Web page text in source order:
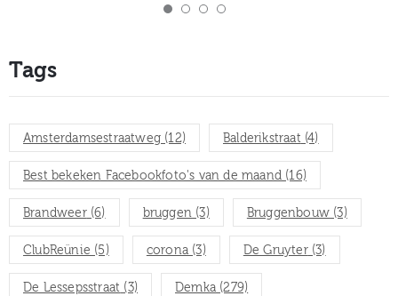
Tags
Amsterdamsestraatweg (12) Balderikstraat(4)
Best bekeken Facebookfoto's van de maand (16)
Brandweer(6) bruggen (3) Bruggenbouw (3)
ClubReünie (5) corona (3) De Gruyter(3)
De Lessepsstraat (3) Demka (279)